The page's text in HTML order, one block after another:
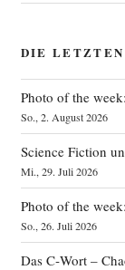
DIE
Photo of the
So., 2. August 2026
Science Fiction
Mi., 29. Juli 2026
Photo of the
So., 26. Juli 2026
Das C‑Wort –